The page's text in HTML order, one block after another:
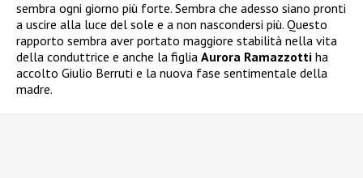
sembra ogni giorno più forte. Sembra che adesso siano pronti
a uscire alla luce del sole e a non nascondersi più. Questo
rapporto sembra aver portato maggiore stabilità nella vita
della conduttrice e anche la figlia Aurora Ramazzotti ha
accolto Giulio Berruti e la nuova fase sentimentale della
madre.